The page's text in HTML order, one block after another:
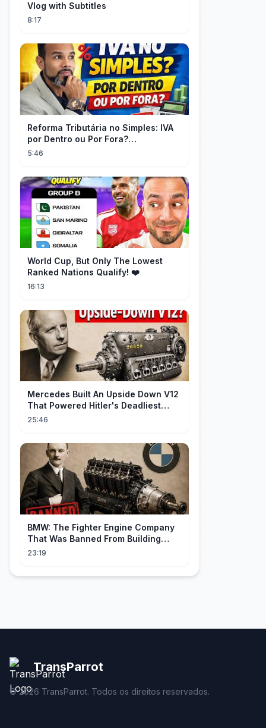
Vlog with Subtitles
8:17
Reforma Tributária no Simples: IVA
por Dentro ou Por Fora?
(EXPLICADO)
5:46
World Cup, But Only The Lowest
Ranked Nations Qualify! ❤️
16:13
Mercedes Built An Upside Down V12
That Powered Hitler's Deadliest
Fighter
25:46
BMW: The Fighter Engine Company
That Was Banned From Building
Engines — So It Built Cars
23:19
TransParrot
©2026 TransParrot. Todos os direitos reservados.